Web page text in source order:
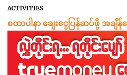
ACTIVITIES
စထာပါနာ ချေးငွေပြန်ဆပ်ဖို့ အချိန်